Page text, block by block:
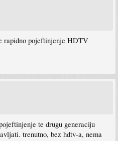
rapidno pojeftinjenje HDTV
te drugu generaciju
trenutno, bez hdtv-a, nema